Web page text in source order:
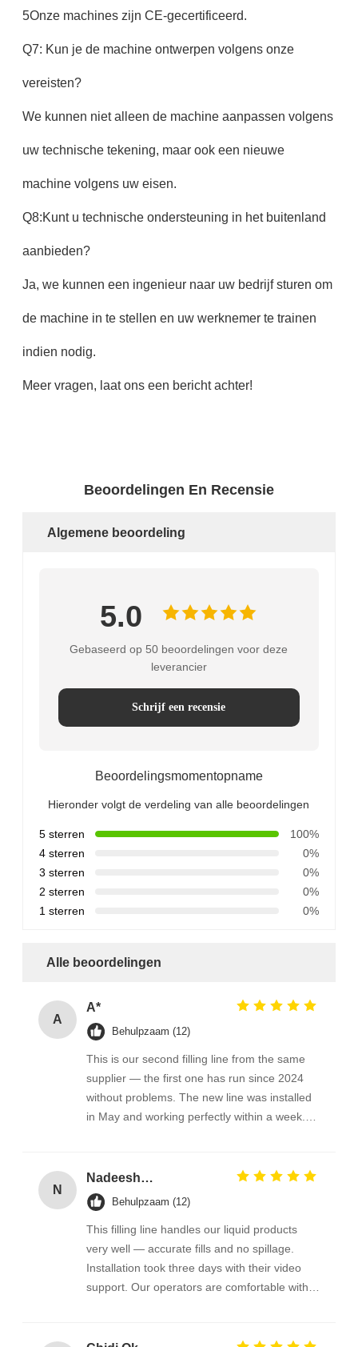
5Onze machines zijn CE-gecertificeerd.
Q7: Kun je de machine ontwerpen volgens onze
vereisten?
We kunnen niet alleen de machine aanpassen volgens
uw technische tekening, maar ook een nieuwe
machine volgens uw eisen.
Q8:Kunt u technische ondersteuning in het buitenland
aanbieden?
Ja, we kunnen een ingenieur naar uw bedrijf sturen om
de machine in te stellen en uw werknemer te trainen
indien nodig.
Meer vragen, laat ons een bericht achter!
Beoordelingen En Recensie
Algemene beoordeling
5.0
Gebaseerd op 50 beoordelingen voor deze
leverancier
Schrijf een recensie
Beoordelingsmomentopname
Hieronder volgt de verdeling van alle beoordelingen
5 sterren
100%
4 sterren
0%
3 sterren
0%
2 sterren
0%
1 sterren
0%
Alle beoordelingen
A
A*
Behulpzaam (12)
This is our second filling line from the same
supplier — the first one has run since 2024
without problems. The new line was installed
in May and working perfectly within a week.
Recommended.
N
Nadeesha P.
Behulpzaam (12)
This filling line handles our liquid products
very well — accurate fills and no spillage.
Installation took three days with their video
support. Our operators are comfortable with it